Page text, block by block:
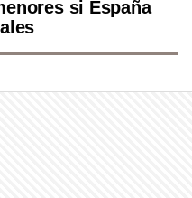
si España